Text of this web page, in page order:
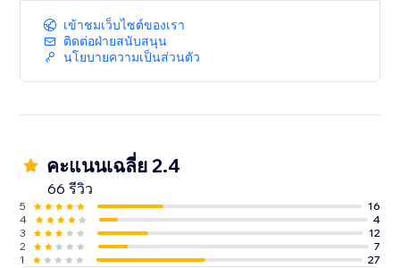
เข้าชมเว็บไซต์ของเรา
ติดต่อฝ่ายสนับสนุน
นโยบายความเป็นส่วนตัว
คะแนนเฉลี่ย 2.4
66 รีวิว
5
16
4
4
3
12
2
7
1
27